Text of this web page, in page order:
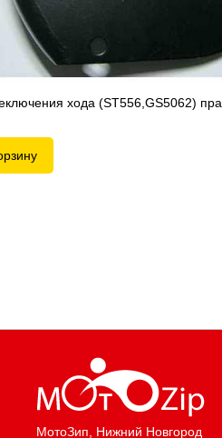
хода (ST556,GS5062) пра
МотоЗип , Нижний Новгород